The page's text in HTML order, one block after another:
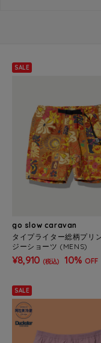
SALE
go slow caravan
タイプライター総柄プリ
ジーショーツ (MENS)
¥8,910 (税込) 10% OFF
SALE